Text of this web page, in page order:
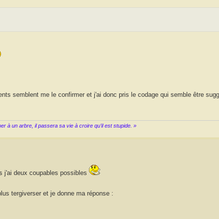
semblent me le confirmer et j'ai donc pris le codage qui semble être
à un arbre, il passera sa vie à croire qu’il est stupide. »
j'ai deux coupables possibles
tergiverser et je donne ma réponse :